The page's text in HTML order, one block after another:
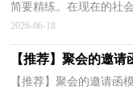
简要精练。在现在的社
的邀请函才是有效的呢
2026-06-18
【推荐】聚会的邀
【推荐】聚会的邀请